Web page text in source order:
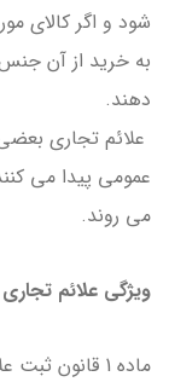
شود و اگر کالای
به خرید از آن
دهند.
علائم تجاری
عمومی پیدا می
می روند.
ویژگی علائم
ماده 1 قانون